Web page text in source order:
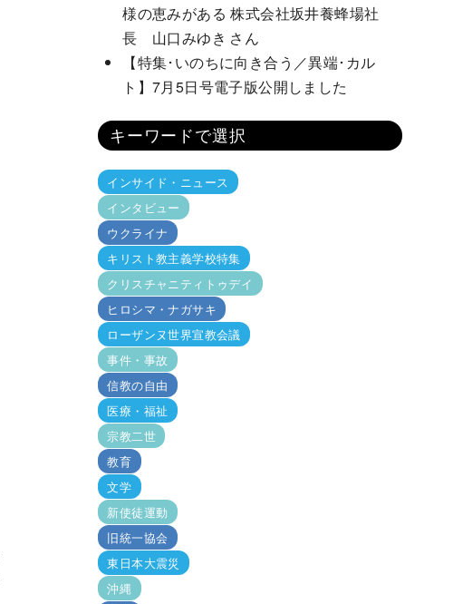
様の恵みがある 株式会社坂井養蜂場社
長 山口みゆき さん
【特集･いのちに向き合う／異端･カル
ト】7月5日号電子版公開しました
キーワードで選択
インサイド・ニュース
インタビュー
ウクライナ
キリスト教主義学校特集
クリスチャニティトゥデイ
ヒロシマ・ナガサキ
ローザンヌ世界宣教会議
事件・事故
信教の自由
医療・福祉
宗教二世
教育
文学
新使徒運動
旧統一協会
東日本大震災
沖縄